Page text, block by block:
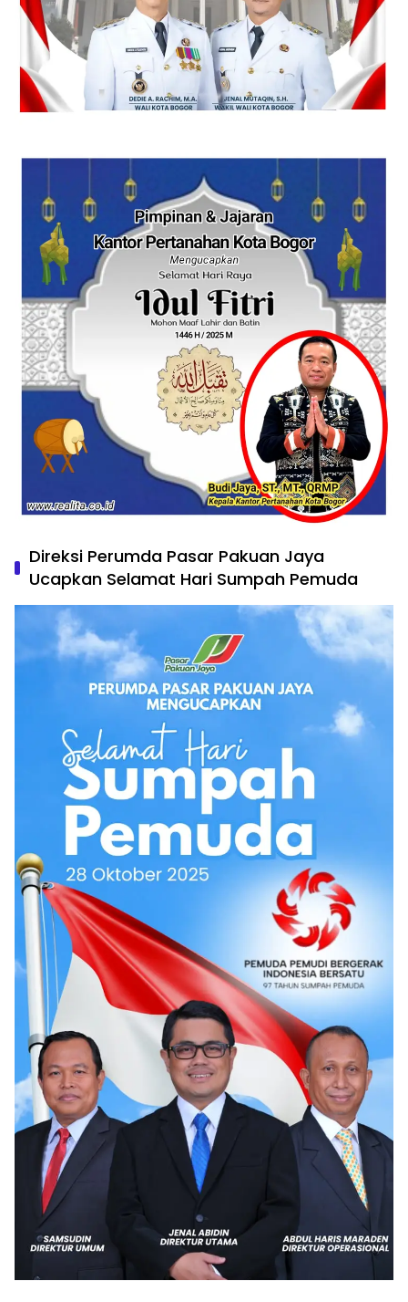
Direksi Perumda Pasar Pakuan Jaya
Ucapkan Selamat Hari Sumpah Pemuda